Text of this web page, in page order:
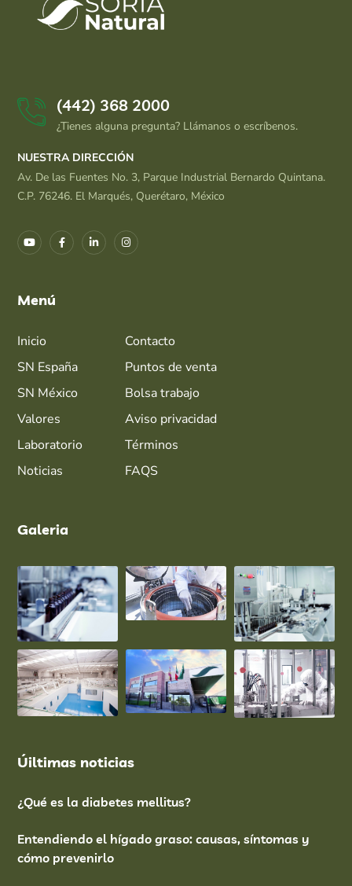
(442) 368 2000
¿Tienes alguna pregunta? Llámanos o escríbenos.
NUESTRA DIRECCIÓN
Av. De las Fuentes No. 3, Parque Industrial Bernardo Quintana.
C.P. 76246. El Marqués, Querétaro, México
Menú
Inicio
SN España
SN México
Valores
Laboratorio
Noticias
Contacto
Puntos de venta
Bolsa trabajo
Aviso privacidad
Términos
FAQS
Galeria
Úiltimas noticias
¿Qué es la diabetes mellitus?
Entendiendo el hígado graso: causas, síntomas y
cómo prevenirlo